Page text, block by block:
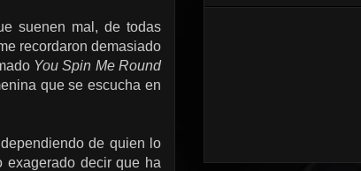
suenen mal, de todas
recordaron demasiado
You Spin Me Round
que se escucha en
de quien lo
decir que ha